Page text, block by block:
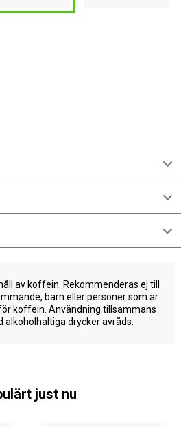
av koffein. Rekommenderas ej till
barn eller personer som är
koffein. Användning tillsammans
alkoholhaltiga drycker avråds.
just nu